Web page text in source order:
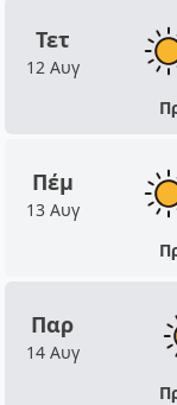
Τετ
12 Αυγ
Πέμ
13 Αυγ
Παρ
14 Αυγ